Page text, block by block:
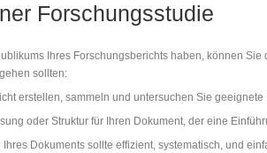
Forschungsstudie
Ihres Forschungsberichts haben, können
sollten:
erstellen, sammeln und untersuchen Sie
oder Struktur für Ihren Dokument, der eine
Dokuments sollte effizient, systematisch, und